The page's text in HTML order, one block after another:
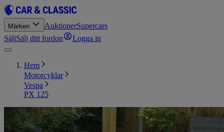
Märken AuktionerSupercars
SäljSälj ditt fordon Logga in
Hem
Motorcyklar
Vespa
PX 125